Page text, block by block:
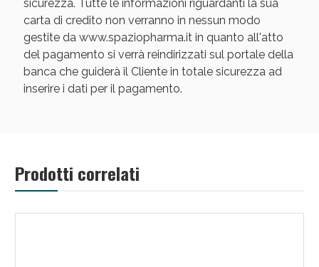
sicurezza. Tutte le informazioni riguardanti la sua
carta di credito non verranno in nessun modo
gestite da www.spaziopharma.it in quanto all'atto
del pagamento si verrà reindirizzati sul portale della
banca che guiderà il Cliente in totale sicurezza ad
inserire i dati per il pagamento.
Prodotti correlati